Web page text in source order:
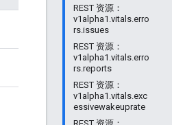
REST 资源：
v1alpha1.vitals.erro
rs.issues
REST 资源：
v1alpha1.vitals.erro
rs.reports
REST 资源：
v1alpha1.vitals.exc
essivewakeuprate